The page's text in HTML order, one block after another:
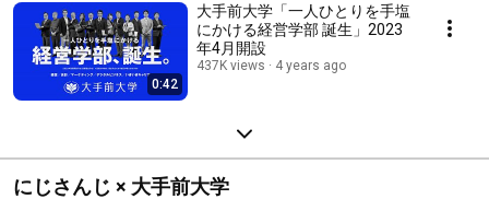
0:42
大手前大学「一人ひとりを手塩
にかける経営学部 誕生」2023
年4月開設
437K views 4 years ago
にじさんじ × 大手前大学